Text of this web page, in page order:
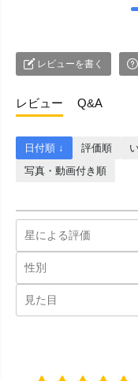
レビューを書く
レビュー Q&A
日付順 ↓ 評価順
写真・動画付き順